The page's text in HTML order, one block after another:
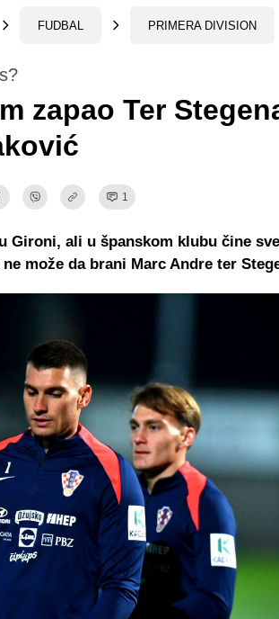
FUDBAL PRIMERA DIVISION
zapao Ter
1
Gironi, ali u španskom klubu čine
može da brani Marc Andre ter